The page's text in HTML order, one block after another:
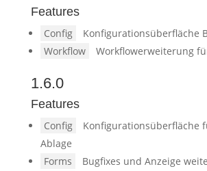
Features
Config
Konfigurationsüberfläche
Workflow
Workflowerweiterung
1.6.0
Features
Config
Konfigurationsüberfläche
Ablage
Forms
Bugfixes und Anzeige